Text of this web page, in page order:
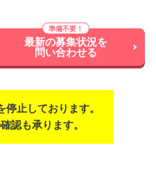
最新の募集状況を
問い合わせる
止しております。
認も承ります。